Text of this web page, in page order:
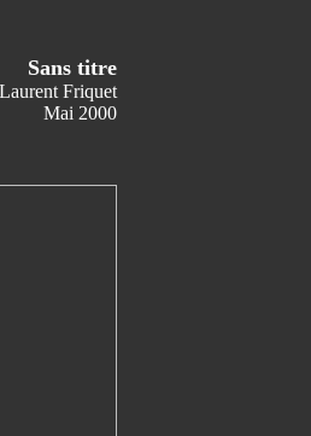
Sans titre
Friquet
Mai 2000